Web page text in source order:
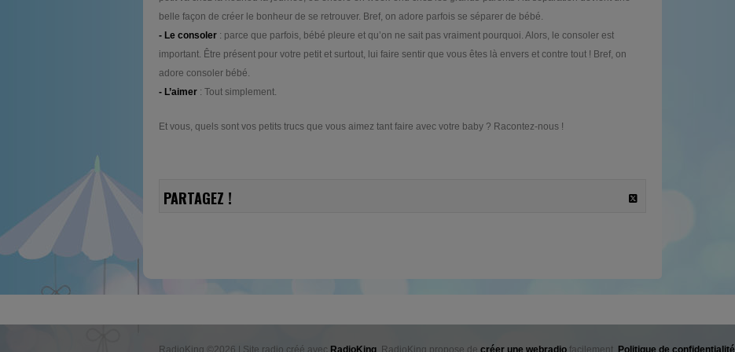
belle façon de créer le bonheur de se retrouver. Bref, on adore parfois se séparer de bébé.
- Le consoler : parce que parfois, bébé pleure et qu’on ne sait pas vraiment pourquoi. Alors, le consoler est
important. Être présent pour votre petit et surtout, lui faire sentir que vous êtes là envers et contre tout ! Bref, on
adore consoler bébé.
- L’aimer : Tout simplement.
Et vous, quels sont vos petits trucs que vous aimez tant faire avec votre baby ? Racontez-nous !
PARTAGEZ !
RadioKing ©2026 | Site radio créé avec RadioKing . RadioKing propose de créer une webradio facilement. Politique de confidentialité